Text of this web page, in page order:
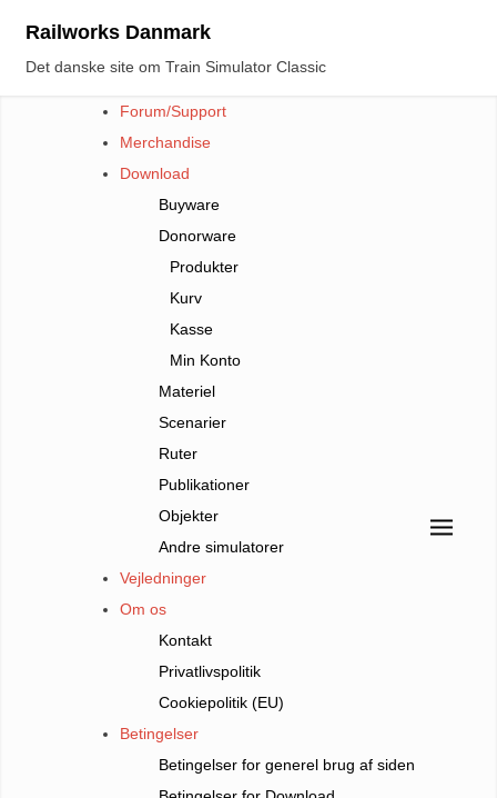
content
Railworks Danmark
Det danske site om Train Simulator Classic
Forum/Support
Merchandise
Download
Buyware
Donorware
Produkter
Kurv
Kasse
Min Konto
Materiel
Scenarier
Ruter
Publikationer
Objekter
Andre simulatorer
Vejledninger
Om os
Kontakt
Privatlivspolitik
Cookiepolitik (EU)
Betingelser
Betingelser for generel brug af siden